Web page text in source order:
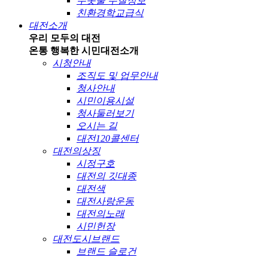
친환경학교급식
대전소개
우리 모두의 대전
온통 행복한 시민대전소개
시청안내
조직도 및 업무안내
청사안내
시민이용시설
청사둘러보기
오시는 길
대전120콜센터
대전의상징
시정구호
대전의 깃대종
대전색
대전사랑운동
대전의노래
시민헌장
대전도시브랜드
브랜드 슬로건